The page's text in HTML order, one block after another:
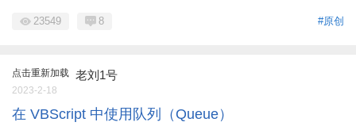
#原创
23549 8
点击重新加载 老刘1号
2023-2-18
在 VBScript 中使用队列（Queue）